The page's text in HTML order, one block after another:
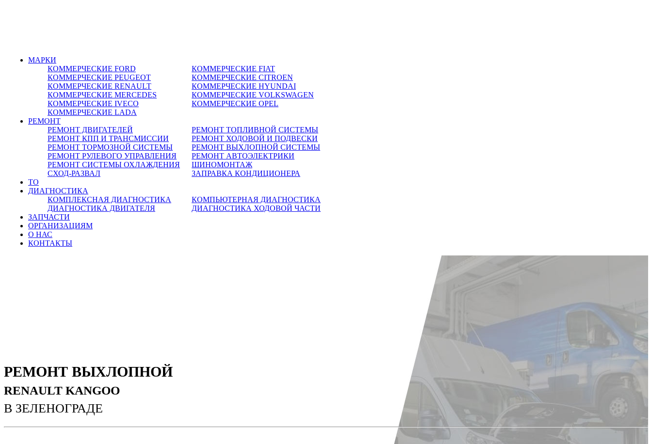
МАРКИ
КОММЕРЧЕСКИЕ FORD КОММЕРЧЕСКИЕ FIAT
КОММЕРЧЕСКИЕ PEUGEOT КОММЕРЧЕСКИЕ CITROEN
КОММЕРЧЕСКИЕ RENAULT КОММЕРЧЕСКИЕ HYUNDAI
КОММЕРЧЕСКИЕ MERCEDES КОММЕРЧЕСКИЕ VOLKSWAGEN
КОММЕРЧЕСКИЕ IVECO КОММЕРЧЕСКИЕ OPEL
КОММЕРЧЕСКИЕ LADA
РЕМОНТ
РЕМОНТ ДВИГАТЕЛЕЙ
РЕМОНТ ТОПЛИВНОЙ СИСТЕМЫ
РЕМОНТ КПП И ТРАНСМИССИИ
РЕМОНТ ХОДОВОЙ И ПОДВЕСКИ
РЕМОНТ ТОРМОЗНОЙ СИСТЕМЫ
РЕМОНТ ВЫХЛОПНОЙ СИСТЕМЫ
РЕМОНТ РУЛЕВОГО УПРАВЛЕНИЯ
РЕМОНТ АВТОЭЛЕКТРИКИ
РЕМОНТ СИСТЕМЫ ОХЛАЖДЕНИЯ
ШИНОМОНТАЖ
СХОД-РАЗВАЛ
ЗАПРАВКА КОНДИЦИОНЕРА
ТО
ДИАГНОСТИКА
КОМПЛЕКСНАЯ ДИАГНОСТИКА
КОМПЬЮТЕРНАЯ ДИАГНОСТИКА
ДИАГНОСТИКА ДВИГАТЕЛЯ
ДИАГНОСТИКА ХОДОВОЙ ЧАСТИ
ЗАПЧАСТИ
ОРГАНИЗАЦИЯМ
О НАС
КОНТАКТЫ
РЕМОНТ ВЫХЛОПНОЙ
RENAULT KANGOO
В ЗЕЛЕНОГРАДЕ